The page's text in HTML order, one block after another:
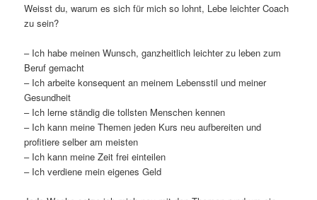
Weisst du, warum es sich für mich so lohnt, Lebe leichter Coach
zu sein?
– Ich habe meinen Wunsch, ganzheitlich leichter zu leben zum
Beruf gemacht
– Ich arbeite konsequent an meinem Lebensstil und meiner
Gesundheit
– Ich lerne ständig die tollsten Menschen kennen
– Ich kann meine Themen jeden Kurs neu aufbereiten und
profitiere selber am meisten
– Ich kann meine Zeit frei einteilen
– Ich verdiene mein eigenes Geld